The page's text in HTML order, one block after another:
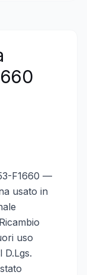
F1660 —
usato in
uso
D.Lgs.